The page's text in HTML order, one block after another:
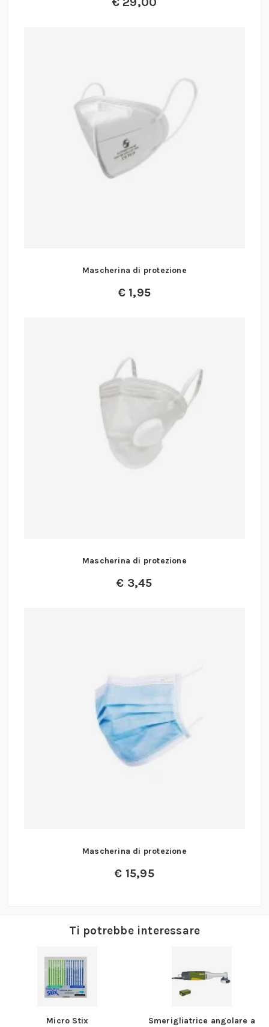
Mascherina di protezione
€ 1,95
Mascherina di protezione
€ 3,45
Mascherina di protezione
€ 15,95
Ti potrebbe interessare
Micro Stix
Smerigliatrice angolare a